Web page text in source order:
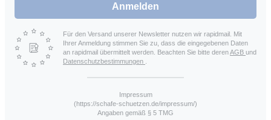
Anmelden
Für den Versand unserer Newsletter nutzen wir rapidmail. Mit
Ihrer Anmeldung stimmen Sie zu, dass die eingegebenen Daten
an rapidmail übermittelt werden. Beachten Sie bitte derenAGB und
Datenschutzbestimmungen
Impressum
(https://schafe-schuetzen.de/impressum/)
Angaben gemäß § 5 TMG